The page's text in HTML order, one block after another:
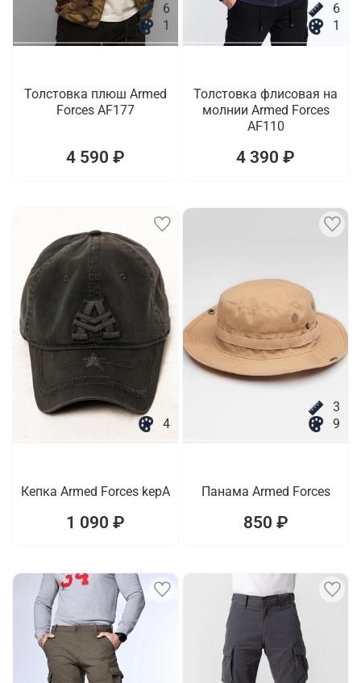
6
1
Толстовка плюш Armed
Forces AF177
4 590 ₽
6
1
Толстовка флисовая на
молнии Armed Forces
AF110
4 390 ₽
4
Кепка Armed Forces kepA
1 090 ₽
3
9
Панама Armed Forces
850 ₽